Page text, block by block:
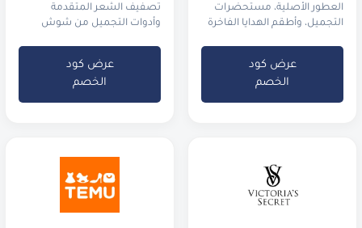
العطور الأصلية، مستحضرات
التجميل، وأطقم الهدايا الفاخرة
عرض كود
الخصم
تصفيف الشعر المتقدمة
وأدوات التجميل من شوش
عرض كود
الخصم